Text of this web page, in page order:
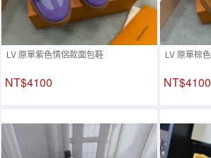
LV 原單紫色情侶款面包鞋
NT$4100
LV 原單棕
NT$4100